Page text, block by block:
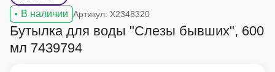
В наличии Артикул: X2348320
Бутылка для воды "Слезы бывших", 600
мл 7439794